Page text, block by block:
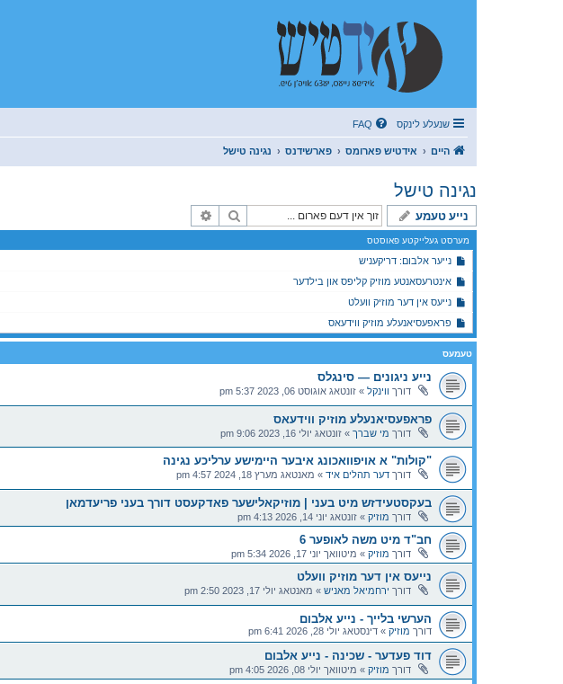
שנעלע לינקס FAQ
היים אידטיש פארומס פארשידנס נגינה טישל
נגינה טישל
נייע טעמע זוך
מערסט געלייקטע פאוסטס
נייער אלבום: דריקעניש
אינטרעסאנטע מוזיק קליפס און בילדער
נייעס אין דער מוזיק וועלט
פראפעסיאנעלע מוזיק ווידעאס
טעמעס
נייע ניגונים — סינגלס
דורך ווינקל » זונטאג אוגוסט 06, 2023 5:37 pm
פראפעסיאנעלע מוזיק ווידעאס
דורך מי שברך » זונטאג יולי 16, 2023 9:06 pm
"קולות" א אויפוואכונג איבער היימישע ערליכע נגינה
דורך דער תהלים איד » מאנטאג מערץ 18, 2024 4:57 pm
בעקסטעידזש מיט בעני | מוזיקאלישער פאדקעסט דורך בעני פריעדמאן
דורך מוזיק » זונטאג יוני 14, 2026 4:13 pm
חב"ד מיט משה לאופער 6
דורך מוזיק » מיטוואך יוני 17, 2026 5:34 pm
נייעס אין דער מוזיק וועלט
דורך ירחמיאל מאניש » מאנטאג יולי 17, 2023 2:50 pm
הערשי בלייך - נייע אלבום
דורך מוזיק » דינסטאג יולי 28, 2026 6:41 pm
דוד פעדער - שכינה - נייע אלבום
דורך מוזיק » מיטוואך יולי 08, 2026 4:05 pm